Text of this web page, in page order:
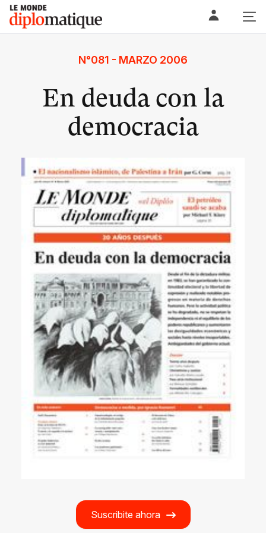
Skip
content
Le monde diplomatique
N°081 - MARZO 2006
En deuda con la
democracia
Suscribite ahora